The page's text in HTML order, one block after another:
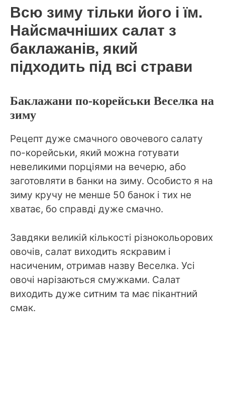
Всю зиму тільки його і їм.
Найсмачніших салат з
баклажанів, який
підходить під всі страви
Баклажани по-корейськи Веселка на
зиму
Рецепт дуже смачного овочевого салату
по-корейськи, який можна готувати
невеликими порціями на вечерю, або
заготовляти в банки на зиму. Особисто я на
зиму кручу не менше 50 банок і тих не
хватає, бо справді дуже смачно.
Завдяки великій кількості різнокольорових
овочів, салат виходить яскравим і
насиченим, отримав назву Веселка. Усі
овочі нарізаються смужками. Салат
виходить дуже ситним та має пікантний
смак.